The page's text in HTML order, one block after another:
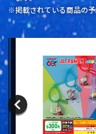
※掲載されている商品の予